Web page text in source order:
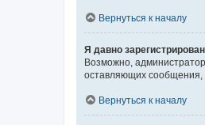
Вернуться к началу
Я давно
Возможно,
оставляющих сообщения,
Вернуться к началу